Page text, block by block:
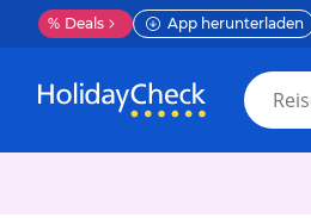
% Deals App herunterladen